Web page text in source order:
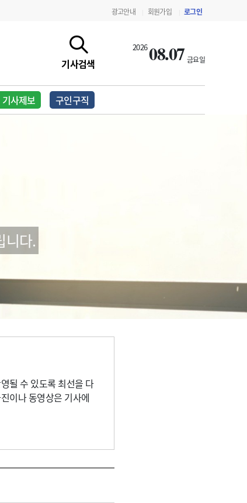
광고안내 회원가입 로그인
기사검색
202608.07 금요일
기사제보 구인구직
니다.
될 수 있도록 최선을 다
이나 동영상은 기사에